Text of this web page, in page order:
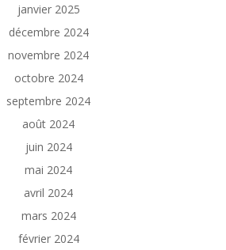
janvier 2025
décembre 2024
novembre 2024
octobre 2024
septembre 2024
août 2024
juin 2024
mai 2024
avril 2024
mars 2024
février 2024